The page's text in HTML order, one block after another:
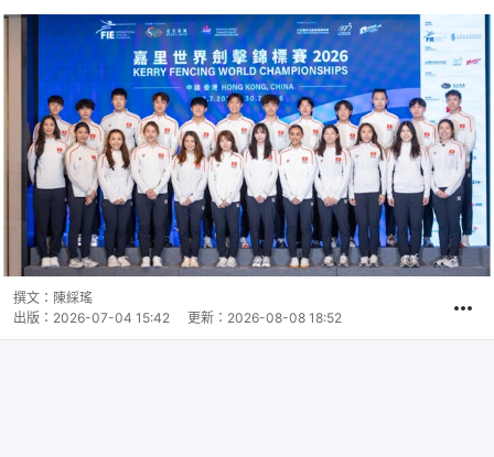
撰文： 陳綵瑤
出版： 2026-07-04 15:42 更新： 2026-08-08 18:52